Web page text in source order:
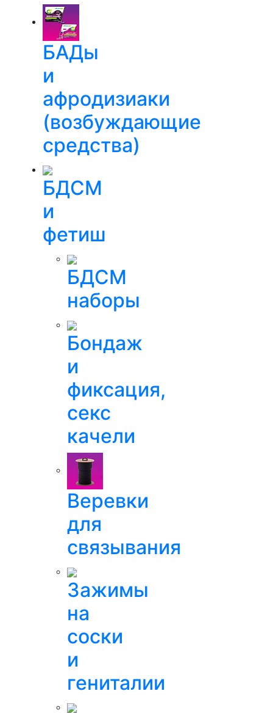
БАДы
и
афродизиаки
(возбуждающие
средства)
БДСМ
и
фетиш
БДСМ
наборы
Бондаж
и
фиксация,
секс
качели
Веревки
для
связывания
Зажимы
на
соски
и
гениталии